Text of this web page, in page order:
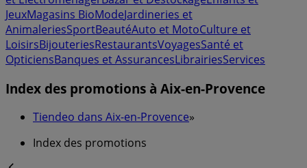
JeuxMagasins BioModeJardineries et
AnimaleriesSportBeautéAuto et MotoCulture et
LoisirsBijouteriesRestaurantsVoyagesSanté et
OpticiensBanques et AssurancesLibrairiesServices
Index des promotions à Aix-en-Provence
Tiendeo dans Aix-en-Provence»
Index des promotions